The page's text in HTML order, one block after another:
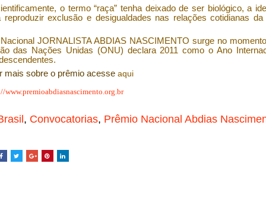
o termo “raça” tenha deixado de ser biológico, a
reproduzir exclusão e desigualdades nas relações cotidianas da
JORNALISTA ABDIAS NASCIMENTO surge no
das Nações Unidas (ONU) declara 2011 como o Ano
mais sobre o prêmio acesse aqui
www.premioabdiasnascimento.org.br
, Convocatorias, Prêmio Nacional Abdias